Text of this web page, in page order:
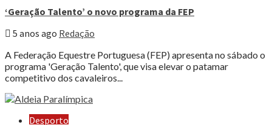
‘Geração Talento’ o novo programa da FEP
5 anos ago Redação
A Federação Equestre Portuguesa (FEP) apresenta no sábado o
programa 'Geração Talento', que visa elevar o patamar
competitivo dos cavaleiros...
Desporto